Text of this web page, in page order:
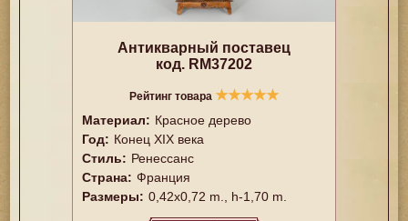
Антикварный поставец
код. RM37202
Рейтинг товара ★★★★★
Материал: Красное дерево
Год: Конец XIX века
Стиль: Ренессанс
Страна: Франция
Размеры: 0,42x0,72 m., h-1,70 m.